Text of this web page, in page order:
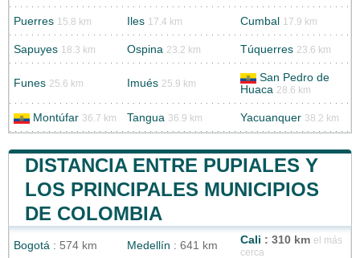
Puerres 15.8 km Iles 17.4 km Cumbal 17.9 km
Sapuyes 18.3 km Ospina 23.2 km Túquerres 23.6 km
Funes 25.6 km Imués 25.9 km
San Pedro de
Huaca 28.6 km
Montúfar 36.7 km Tangua 36.9 km Yacuanquer 38.2 km
DISTANCIA ENTRE PUPIALES Y
LOS PRINCIPALES MUNICIPIOS
DE COLOMBIA
Bogotá : 574 km Medellín : 641 km Cali : 310 km el más
cerca